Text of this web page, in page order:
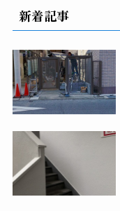
新着記事